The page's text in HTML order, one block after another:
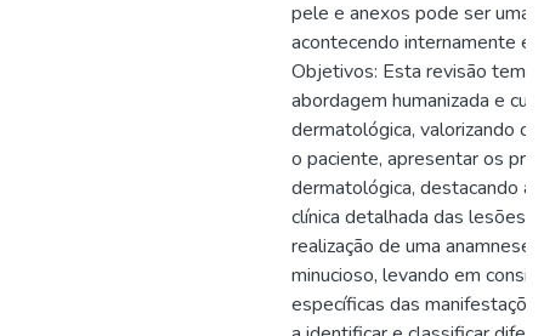
pele e anexos pode ser uma
acontecendo internamente e
Objetivos: Esta revisão tem
abordagem humanizada e
dermatológica, valorizando o
o paciente, apresentar os
dermatológica, destacando a
clínica detalhada das lesões
realização de uma
minucioso, levando em
específicas das